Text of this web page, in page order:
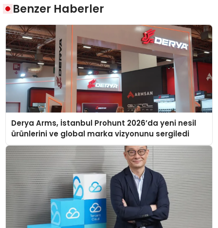
Benzer Haberler
Derya Arms, İstanbul Prohunt 2026’da yeni nesil
ürünlerini ve global marka vizyonunu sergiledi